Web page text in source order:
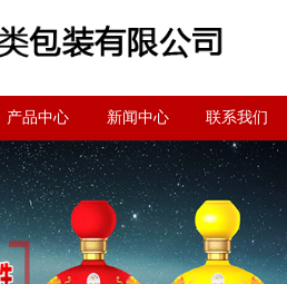
产品中心 新闻中心 联系我们